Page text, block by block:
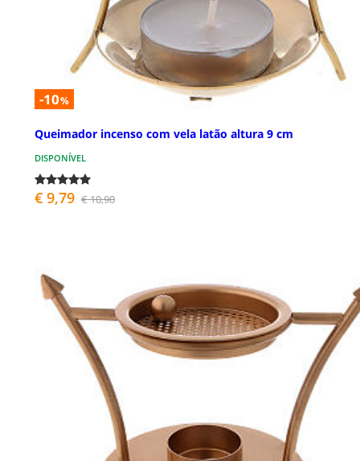
-10%
Queimador incenso com vela latão altura 9 cm
DISPONÍVEL
€ 9,79 € 10,90